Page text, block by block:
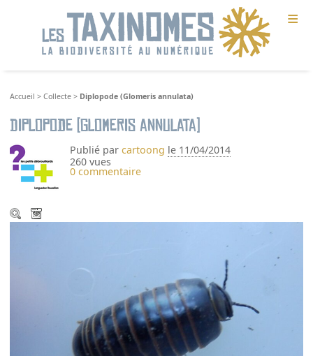
≡
Accueil >Collecte > Diplopode (Glomeris annulata)
Diplopode (Glomeris annulata)
Publié parcartoong le 11/04/2014
260 vues
0 commentaire